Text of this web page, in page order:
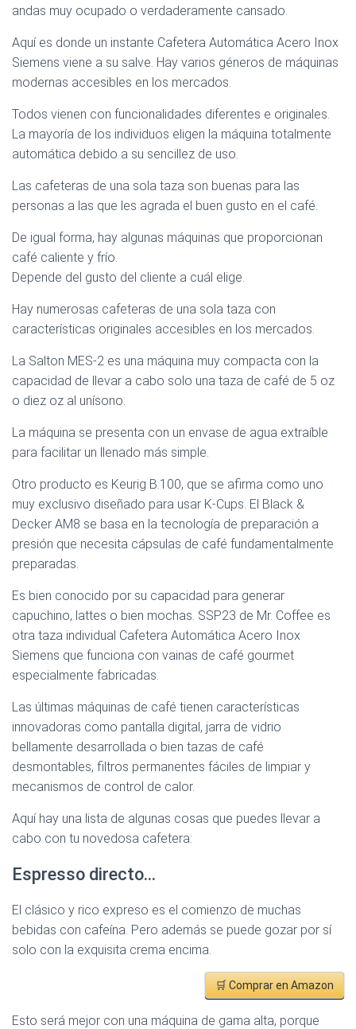
andas muy ocupado o verdaderamente cansado.
Aquí es donde un instante Cafetera Automática Acero Inox
Siemens viene a su salve. Hay varios géneros de máquinas
modernas accesibles en los mercados.
Todos vienen con funcionalidades diferentes e originales.
La mayoría de los individuos eligen la máquina totalmente
automática debido a su sencillez de uso.
Las cafeteras de una sola taza son buenas para las
personas a las que les agrada el buen gusto en el café.
De igual forma, hay algunas máquinas que proporcionan
café caliente y frío.
Depende del gusto del cliente a cuál elige.
Hay numerosas cafeteras de una sola taza con
características originales accesibles en los mercados.
La Salton MES-2 es una máquina muy compacta con la
capacidad de llevar a cabo solo una taza de café de 5 oz
o diez oz al unísono.
La máquina se presenta con un envase de agua extraíble
para facilitar un llenado más simple.
Otro producto es Keurig B.100, que se afirma como uno
muy exclusivo diseñado para usar K-Cups. El Black &
Decker AM8 se basa en la tecnología de preparación a
presión que necesita cápsulas de café fundamentalmente
preparadas.
Es bien conocido por su capacidad para generar
capuchino, lattes o bien mochas. SSP23 de Mr. Coffee es
otra taza individual Cafetera Automática Acero Inox
Siemens que funciona con vainas de café gourmet
especialmente fabricadas.
Las últimas máquinas de café tienen características
innovadoras como pantalla digital, jarra de vidrio
bellamente desarrollada o bien tazas de café
desmontables, filtros permanentes fáciles de limpiar y
mecanismos de control de calor.
Aquí hay una lista de algunas cosas que puedes llevar a
cabo con tu novedosa cafetera:
Espresso directo…
El clásico y rico expreso es el comienzo de muchas
bebidas con cafeína. Pero además se puede gozar por sí
solo con la exquisita crema encima.
🛒 Comprar en Amazon
Esto será mejor con una máquina de gama alta, porque